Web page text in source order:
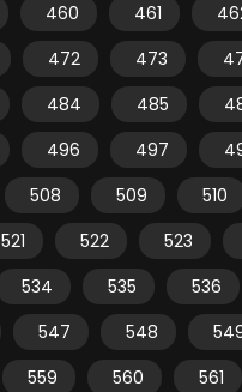
460 461
472 473
484 485
496 497
508 509 510
521 522 523
534 535 536
547 548
559 560 561